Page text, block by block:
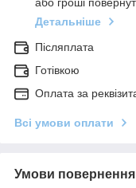
або гроші
Детальніше
Післяплата
Готівкою
Оплата за
Всі умови оплати
Умови повернення